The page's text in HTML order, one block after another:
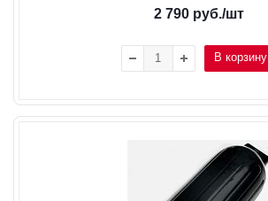
2 790руб./шт
В корзину